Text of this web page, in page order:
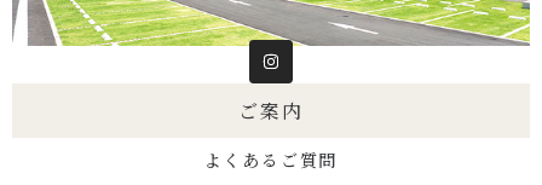
ご案内
よくあるご質問